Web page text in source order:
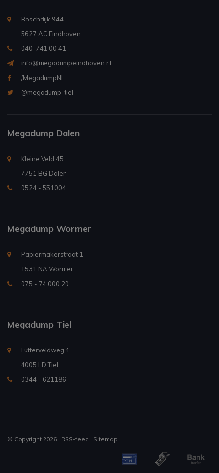
Boschdijk 944
5627 AC Eindhoven
040-741 00 41
info@megadumpeindhoven.nl
/MegadumpNL
@megadump_tiel
Megadump Dalen
Kleine Veld 45
7751 BG Dalen
0524 - 551004
Megadump Wormer
Papiermakerstraat 1
1531 NA Wormer
075 - 74 000 20
Megadump Tiel
Lutterveldweg 4
4005 LD Tiel
0344 - 621186
© Copyright 2026 | RSS-feed | Sitemap